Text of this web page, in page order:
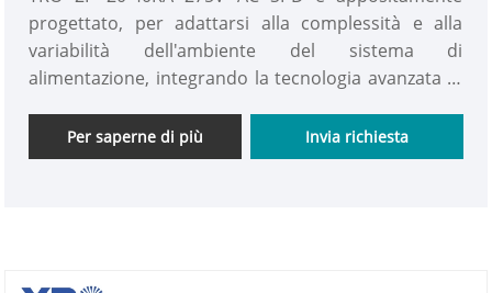
progettato, per adattarsi alla complessità e alla
variabilità dell'ambiente del sistema di
alimentazione, integrando la tecnologia avanzata di
Per saperne di più Invia richiesta